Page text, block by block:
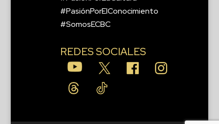
#PasiónPorElConocimiento
#SomosECBC
REDES SOCIALES